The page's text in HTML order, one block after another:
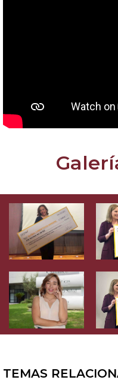
TEMAS